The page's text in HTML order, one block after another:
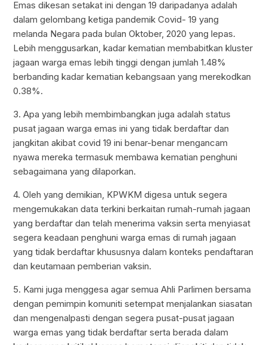
Emas dikesan setakat ini dengan 19 daripadanya adalah
dalam gelombang ketiga pandemik Covid- 19 yang
melanda Negara pada bulan Oktober, 2020 yang lepas.
Lebih menggusarkan, kadar kematian membabitkan kluster
jagaan warga emas lebih tinggi dengan jumlah 1.48%
berbanding kadar kematian kebangsaan yang merekodkan
0.38%.
3. Apa yang lebih membimbangkan juga adalah status
pusat jagaan warga emas ini yang tidak berdaftar dan
jangkitan akibat covid 19 ini benar-benar mengancam
nyawa mereka termasuk membawa kematian penghuni
sebagaimana yang dilaporkan.
4. Oleh yang demikian, KPWKM digesa untuk segera
mengemukakan data terkini berkaitan rumah-rumah jagaan
yang berdaftar dan telah menerima vaksin serta menyiasat
segera keadaan penghuni warga emas di rumah jagaan
yang tidak berdaftar khususnya dalam konteks pendaftaran
dan keutamaan pemberian vaksin.
5. Kami juga menggesa agar semua Ahli Parlimen bersama
dengan pemimpin komuniti setempat menjalankan siasatan
dan mengenalpasti dengan segera pusat-pusat jagaan
warga emas yang tidak berdaftar serta berada dalam